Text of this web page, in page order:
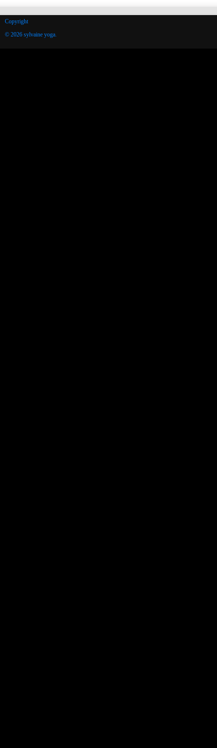
Copyright
© 2026 sylvaine yoga.